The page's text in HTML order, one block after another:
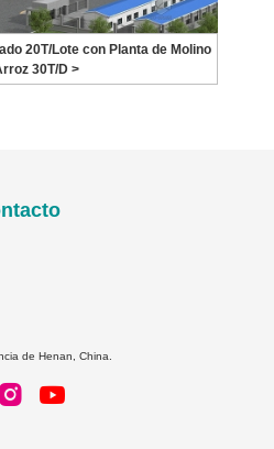
20T/Lote con Planta de Molino
30T/D >
de Henan, China.